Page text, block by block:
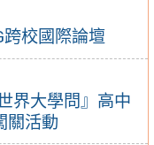
跨校國際論壇
界大學問』高中
關活動